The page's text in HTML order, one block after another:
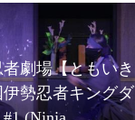
者劇場【ともいき
伊勢忍者キングダ